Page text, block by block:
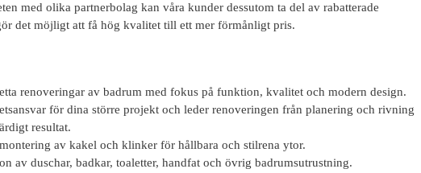
med olika partnerbolag kan våra kunder dessutom ta del av rabatterade
det möjligt att få hög kvalitet till ett mer förmånligt pris.
renoveringar av badrum med fokus på funktion, kvalitet och modern design.
för dina större projekt och leder renoveringen från planering och rivning
resultat.
av kakel och klinker för hållbara och stilrena ytor.
av duschar, badkar, toaletter, handfat och övrig badrumsutrustning.